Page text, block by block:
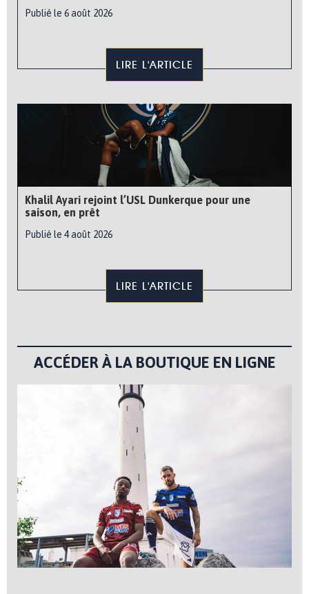
Publié le 6 août 2026
LIRE L'ARTICLE
Khalil Ayari rejoint l’USL Dunkerque pour une
saison, en prêt
Publié le 4 août 2026
LIRE L'ARTICLE
ACCÉDER À LA BOUTIQUE EN LIGNE